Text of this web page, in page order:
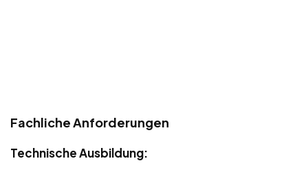
Fachliche Anforderungen
Technische Ausbildung: